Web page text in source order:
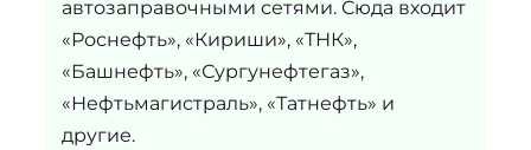
автозаправочными сетями. Сюда входит
«Роснефть», «Кириши», «ТНК»,
«Башнефть», «Сургунефтегаз»,
«Нефтьмагистраль», «Татнефть» и
другие.